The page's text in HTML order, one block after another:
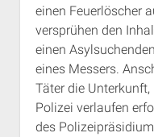
RSS-
einen Feuerlöscher
versprühen den
einen
eines Messers.
Täter die
Polizei verlaufen
des